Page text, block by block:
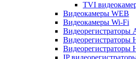
TVI
Видеокамеры WEB
Видеокамеры Wi-Fi
Видеорегистраторы
Видеорегистраторы
Видеорегистраторы
IP